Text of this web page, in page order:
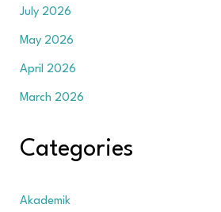
July 2026
May 2026
April 2026
March 2026
Categories
Akademik